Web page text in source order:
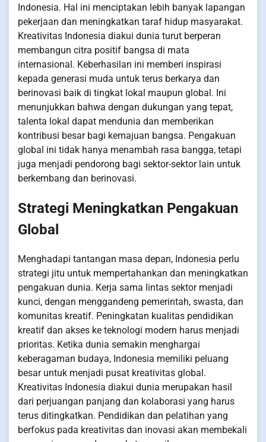
Indonesia. Hal ini menciptakan lebih banyak lapangan
pekerjaan dan meningkatkan taraf hidup masyarakat.
Kreativitas Indonesia diakui dunia turut berperan
membangun citra positif bangsa di mata
internasional. Keberhasilan ini memberi inspirasi
kepada generasi muda untuk terus berkarya dan
berinovasi baik di tingkat lokal maupun global. Ini
menunjukkan bahwa dengan dukungan yang tepat,
talenta lokal dapat mendunia dan memberikan
kontribusi besar bagi kemajuan bangsa. Pengakuan
global ini tidak hanya menambah rasa bangga, tetapi
juga menjadi pendorong bagi sektor-sektor lain untuk
berkembang dan berinovasi.
Strategi Meningkatkan Pengakuan
Global
Menghadapi tantangan masa depan, Indonesia perlu
strategi jitu untuk mempertahankan dan meningkatkan
pengakuan dunia. Kerja sama lintas sektor menjadi
kunci, dengan menggandeng pemerintah, swasta, dan
komunitas kreatif. Peningkatan kualitas pendidikan
kreatif dan akses ke teknologi modern harus menjadi
prioritas. Ketika dunia semakin menghargai
keberagaman budaya, Indonesia memiliki peluang
besar untuk menjadi pusat kreativitas global.
Kreativitas Indonesia diakui dunia merupakan hasil
dari perjuangan panjang dan kolaborasi yang harus
terus ditingkatkan. Pendidikan dan pelatihan yang
berfokus pada kreativitas dan inovasi akan membekali